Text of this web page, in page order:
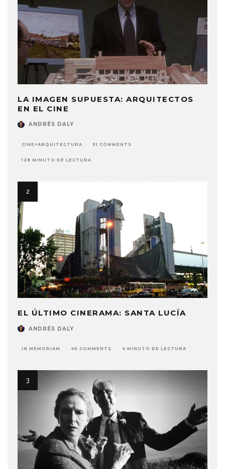
LA IMAGEN SUPUESTA: ARQUITECTOS
EN EL CINE
ANDRÉS DALY
CINE+ARQUITECTURA 51 COMMENTS
128 MINUTO DE LECTURA
EL ÚLTIMO CINERAMA: SANTA LUCÍA
ANDRÉS DALY
IN MEMORIAM 46 COMMENTS 4 MINUTO DE LECTURA